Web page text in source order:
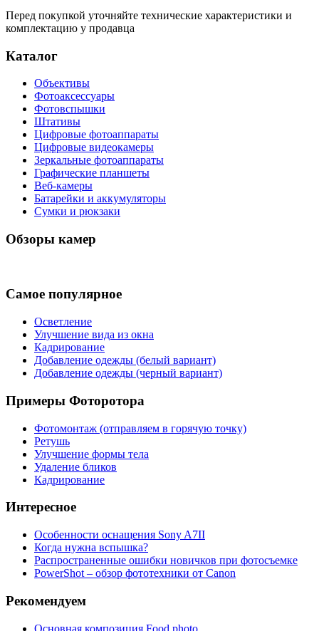
Перед покупкой уточняйте технические характеристики и
комплектацию у продавца
Каталог
Объективы
Фотоаксессуары
Фотовспышки
Штативы
Цифровые фотоаппараты
Цифровые видеокамеры
Зеркальные фотоаппараты
Графические планшеты
Веб-камеры
Батарейки и аккумуляторы
Сумки и рюкзаки
Обзоры камер
Самое популярное
Осветление
Улучшение вида из окна
Кадрирование
Добавление одежды (белый вариант)
Добавление одежды (черный вариант)
Примеры Фоторотора
Фотомонтаж (отправляем в горячую точку)
Ретушь
Улучшение формы тела
Удаление бликов
Кадрирование
Интересное
Особенности оснащения Sony A7ІІ
Когда нужна вспышка?
Распространенные ошибки новичков при фотосъемке
PowerShot – обзор фототехники от Canon
Рекомендуем
Основная композиция Food photo